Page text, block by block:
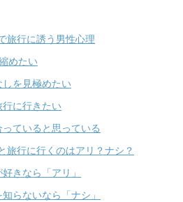
旅行に誘う男性心理
めたい
しを見極めたい
に行きたい
ていると思っている
旅行に行くのはアリ？ナシ？
きなら「アリ」
らないなら「ナシ」